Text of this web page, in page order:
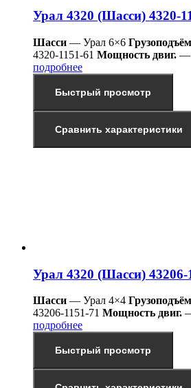
Урал 4320 (Шасси) 4320-
Шасси — Урал 6×6
4320-1151-61 Мощность двиг. —
подробнее
Быстрый просмотр
Сравнить характеристики
Урал 4320 (Шасси) 43206-
Шасси — Урал 4×4
43206-1151-71 Мощность двиг.
подробнее
Быстрый просмотр